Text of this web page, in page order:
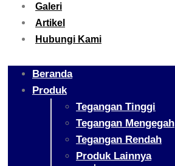
Galeri
Artikel
Hubungi Kami
Beranda
Produk
Tegangan Tinggi
Tegangan Mengegah
Tegangan Rendah
Produk Lainnya